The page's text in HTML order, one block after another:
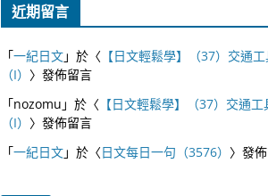
近期留言
「一紀日文」於〈 【日文輕鬆學】（37）交通
（I） 〉發佈留言
「nozomu 」於〈 【日文輕鬆學】（37）交通工
（I） 〉發佈留言
「一紀日文」於〈日文每日一句（3576） 〉發